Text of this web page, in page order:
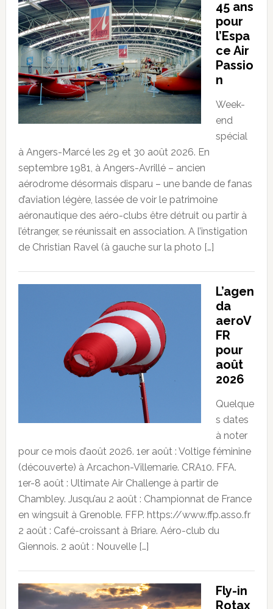
45 ans
pour
l’Espa
ce Air
Passio
n
Week-
end
spécial
à Angers-Marcé les 29 et 30 août 2026. En
septembre 1981, à Angers-Avrillé – ancien
aérodrome désormais disparu – une bande de fanas
d’aviation légère, lassée de voir le patrimoine
aéronautique des aéro-clubs être détruit ou partir à
l’étranger, se réunissait en association. A l’instigation
de Christian Ravel (à gauche sur la photo […]
L’agen
da
aeroV
FR
pour
août
2026
Quelque
s dates
à noter
pour ce mois d’août 2026. 1er août : Voltige féminine
(découverte) à Arcachon-Villemarie. CRA10. FFA.
1er-8 août : Ultimate Air Challenge à partir de
Chambley. Jusqu’au 2 août : Championnat de France
en wingsuit à Grenoble. FFP. https://www.ffp.asso.fr
2 août : Café-croissant à Briare. Aéro-club du
Giennois. 2 août : Nouvelle […]
Fly-in
Rotax